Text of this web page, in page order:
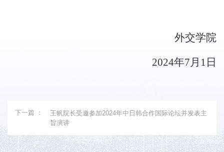
外交学院
2024年7月1日
下一篇 ：
王帆院长受邀参加2024年中日韩合作国际论坛并发表主
旨演讲